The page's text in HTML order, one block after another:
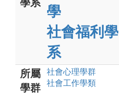
學系
學
社會福利學
系
所屬
學群
社會心理學群
社會工作學類